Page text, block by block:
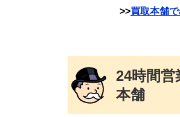
>>買取本舗
24時間
本舗